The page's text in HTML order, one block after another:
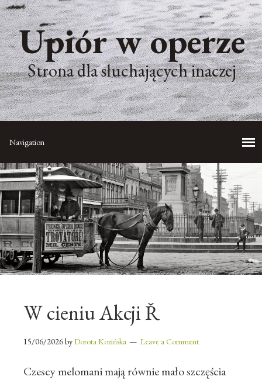
Upiór w operze
Strona dla słuchających inaczej
W cieniu Akcji Ř
15/06/2026byDorota Kozińska Leave a Comment
Czescy melomani mają równie mało szczęścia